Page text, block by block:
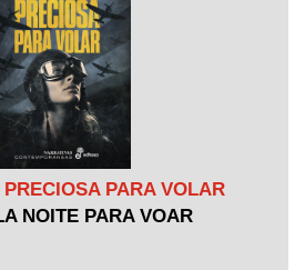
PARA VOLAR
NOITE PARA VOAR